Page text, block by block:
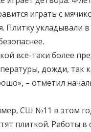
играть с
Плитку
все-таки более
дожди,
– отметил
СШ №11 в этом
плиткой. Работы